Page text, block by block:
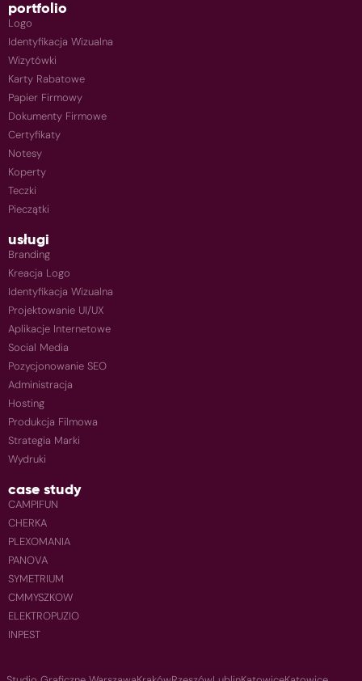
portfolio
Logo
Identyfikacja Wizualna
Wizytówki
Karty Rabatowe
Papier Firmowy
Dokumenty Firmowe
Certyfikaty
Notesy
Koperty
Teczki
Pieczątki
usługi
Branding
Kreacja Logo
Identyfikacja Wizualna
Projektowanie UI/UX
Aplikacje Internetowe
Social Media
Pozycjonowanie SEO
Administracja
Hosting
Produkcja Filmowa
Strategia Marki
Wydruki
case study
CAMPIFUN
CHERKA
PLEXOMANIA
PANOVA
SYMETRIUM
CMMYSZKOW
ELEKTROPUZIO
INPEST